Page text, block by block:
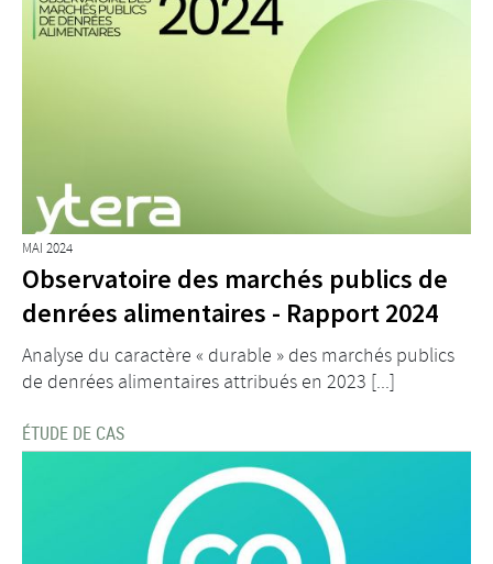
MAI 2024
Observatoire des marchés publics de
denrées alimentaires - Rapport 2024
Analyse du caractère « durable » des marchés publics
de denrées alimentaires attribués en 2023 [...]
ÉTUDE DE CAS